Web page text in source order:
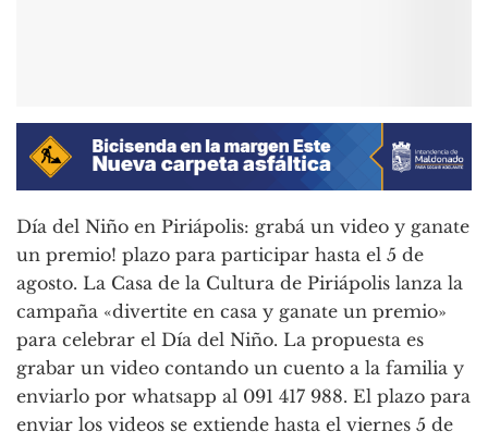
Día del Niño en Piriápolis: grabá un video y ganate
un premio! plazo para participar hasta el 5 de
agosto. La Casa de la Cultura de Piriápolis lanza la
campaña «divertite en casa y ganate un premio»
para celebrar el Día del Niño. La propuesta es
grabar un video contando un cuento a la familia y
enviarlo por whatsapp al 091 417 988. El plazo para
enviar los videos se extiende hasta el viernes 5 de